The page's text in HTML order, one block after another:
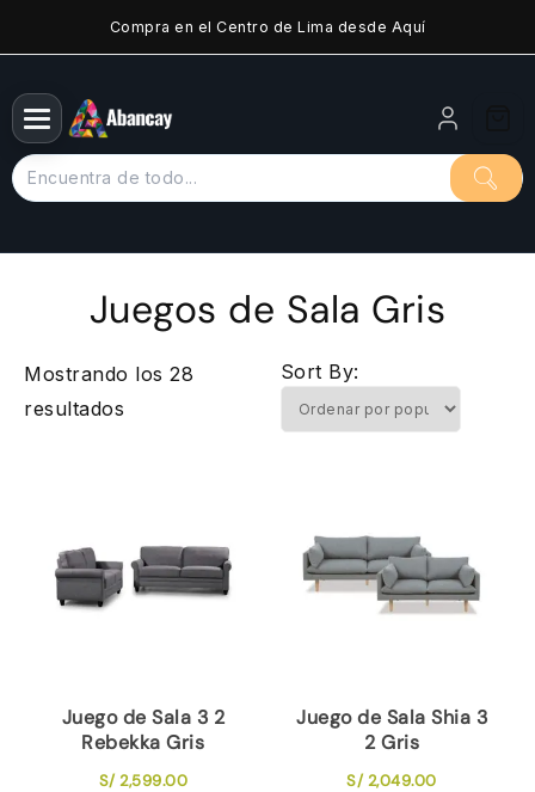
Compra en el Centro de Lima desde Aquí
Juegos de Sala Gris
Mostrando los 28
resultados
Sort By:
Juego de Sala 3 2
Rebekka Gris
S/2,599.00
Juego de Sala Shia 3
2 Gris
S/2,049.00